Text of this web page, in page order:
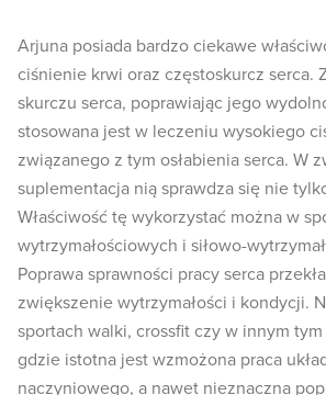
Arjuna posiada bardzo ciekawe
ciśnienie krwi oraz częstoskurcz serca.
skurczu serca, poprawiając jego
stosowana jest w leczeniu wysokiego
związanego z tym osłabienia serca. W
suplementacja nią sprawdza się nie
Właściwość tę wykorzystać można w
wytrzymałościowych i siłowo-
Poprawa sprawności pracy serca
zwiększenie wytrzymałości i kondycji.
sportach walki, crossfit czy w innym
gdzie istotna jest wzmożona praca
naczyniowego, a nawet nieznaczna